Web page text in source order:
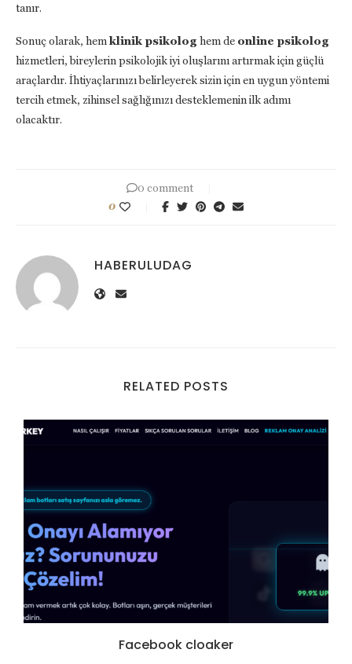
tanır.
Sonuç olarak, hemklinik psikolog hem de online psikolog
hizmetleri, bireylerin psikolojik iyi oluşlarını artırmak için güçlü
araçlardır. İhtiyaçlarınızı belirleyerek sizin için en uygun yöntemi
tercih etmek, zihinsel sağlığınızı desteklemenin ilk adımı
olacaktır.
0 comment
0
HABERULUDAG
RELATED POSTS
Facebook cloaker